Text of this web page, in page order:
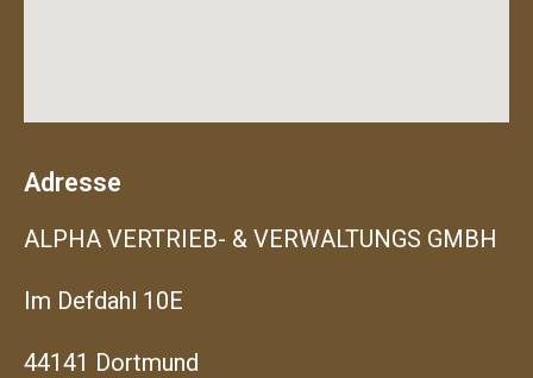
Adresse
ALPHA VERTRIEB- & VERWALTUNGS GMBH
Im Defdahl 10E
44141 Dortmund